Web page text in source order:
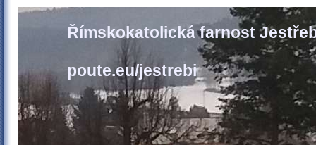
Římskokatolická farnost
poute.eu/jestrebi